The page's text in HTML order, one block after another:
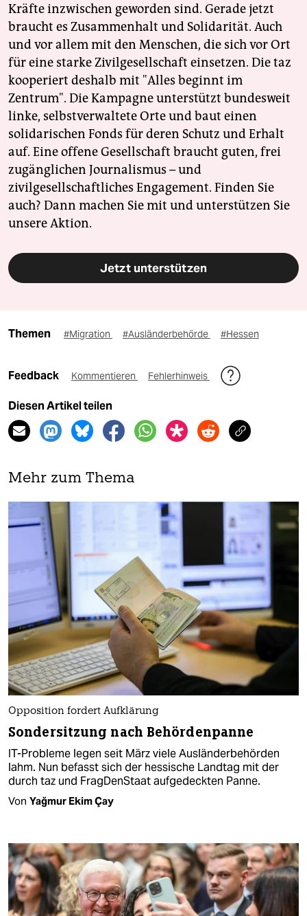
Kräfte inzwischen geworden sind. Gerade jetzt
braucht es Zusammenhalt und Solidarität. Auch
und vor allem mit den Menschen, die sich vor Ort
für eine starke Zivilgesellschaft einsetzen. Die taz
kooperiert deshalb mit "Alles beginnt im
Zentrum". Die Kampagne unterstützt bundesweit
linke, selbstverwaltete Orte und baut einen
solidarischen Fonds für deren Schutz und Erhalt
auf. Eine offene Gesellschaft braucht guten, frei
zugänglichen Journalismus – und
zivilgesellschaftliches Engagement. Finden Sie
auch? Dann machen Sie mit und unterstützen Sie
unsere Aktion.
Jetzt unterstützen
Themen #Migration #Ausländerbehörde #Hessen
Feedback Kommentieren Fehlerhinweis
Diesen Artikel teilen
Mehr zum Thema
Opposition fordert Aufklärung
Sondersitzung nach Behördenpanne
IT-Probleme legen seit März viele Ausländerbehörden
lahm. Nun befasst sich der hessische Landtag mit der
durch taz und FragDenStaat aufgedeckten Panne.
Von Yağmur Ekim Çay